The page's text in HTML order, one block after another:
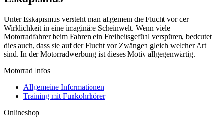
Unter Eskapismus versteht man allgemein die Flucht vor der
Wirklichkeit in eine imaginäre Scheinwelt. Wenn viele
Motorradfahrer beim Fahren ein Freiheitsgefühl verspüren, bedeutet
dies auch, dass sie auf der Flucht vor Zwängen gleich welcher Art
sind. In der Motorradwerbung ist dieses Motiv allgegenwärtig.
Motorrad Infos
Allgemeine Informationen
Training mit Funkohrhörer
Onlineshop